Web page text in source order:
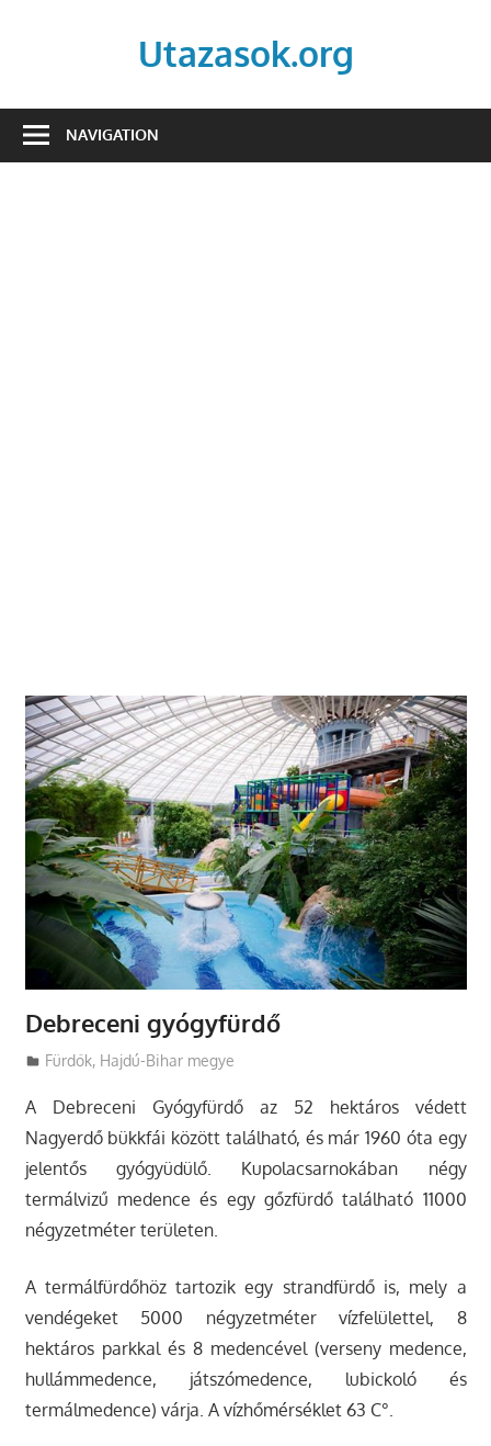
Utazasok.org
NAVIGATION
Debreceni gyógyfürdő
Utazasok.org
Fürdők, Hajdú-Bihar megye
A Debreceni Gyógyfürdő az 52 hektáros védett
Nagyerdő bükkfái között található, és már 1960 óta egy
jelentős gyógyüdülő. Kupolacsarnokában négy
termálvizű medence és egy gőzfürdő található 11000
négyzetméter területen.
A termálfürdőhöz tartozik egy strandfürdő is, mely a
vendégeket 5000 négyzetméter vízfelülettel, 8
hektáros parkkal és 8 medencével (verseny medence,
hullámmedence, játszómedence, lubickoló és
termálmedence) várja. A vízhőmérséklet 63 C°.